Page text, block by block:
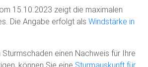
15.10.2023 zeigt die maximalen
Die Angabe erfolgt als Windstärke in
Sturmschaden einen Nachweis für Ihre
können Sie eine Sturmauskunft für